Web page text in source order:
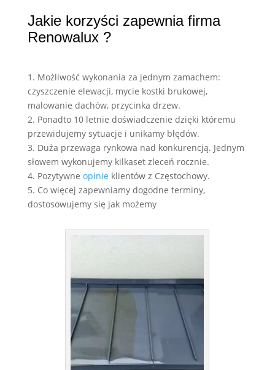
Jakie korzyści zapewnia firma
Renowalux ?
1. Możliwość wykonania za jednym zamachem:
czyszczenie elewacji, mycie kostki brukowej,
malowanie dachów, przycinka drzew.
2. Ponadto 10 letnie doświadczenie dzięki któremu
przewidujemy sytuacje i unikamy błędów.
3. Duża przewaga rynkowa nad konkurencją. Jednym
słowem wykonujemy kilkaset zleceń rocznie.
4. Pozytywne opinie klientów z Częstochowy.
5. Co więcej zapewniamy dogodne terminy,
dostosowujemy się jak możemy